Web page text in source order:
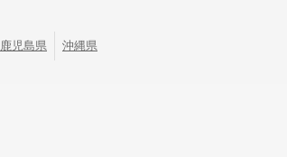
鹿児島県 沖縄県